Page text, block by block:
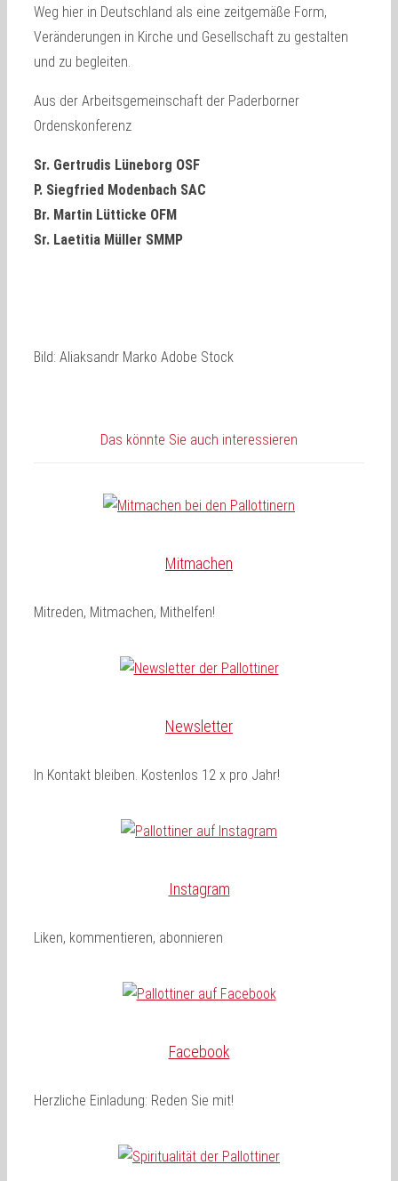
Weg hier in Deutschland als eine zeitgemäße Form,
Veränderungen in Kirche und Gesellschaft zu gestalten
und zu begleiten.
Aus der Arbeitsgemeinschaft der Paderborner
Ordenskonferenz
Sr. Gertrudis Lüneborg OSF
P. Siegfried Modenbach SAC
Br. Martin Lütticke OFM
Sr. Laetitia Müller SMMP
Bild: Aliaksandr Marko Adobe Stock
Das könnte Sie auch interessieren
Mitmachen
Mitreden, Mitmachen, Mithelfen!
Newsletter
In Kontakt bleiben. Kostenlos 12 x pro Jahr!
Instagram
Liken, kommentieren, abonnieren
Facebook
Herzliche Einladung: Reden Sie mit!